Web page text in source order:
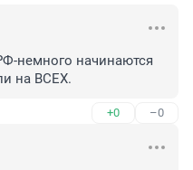
немного начинаются
на ВСЕХ.
+0 –0